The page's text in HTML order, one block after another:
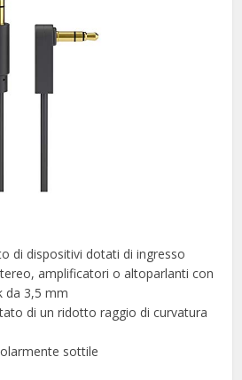
di dispositivi dotati di ingresso
amplificatori o altoparlanti con
da 3,5 mm
di un ridotto raggio di curvatura
sottile